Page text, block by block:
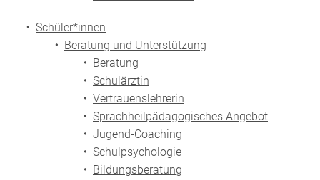
Schüler*innen
Beratung und Unterstützung
Beratung
Schulärztin
Vertrauenslehrerin
Sprachheilpädagogisches Angebot
Jugend-Coaching
Schulpsychologie
Bildungsberatung